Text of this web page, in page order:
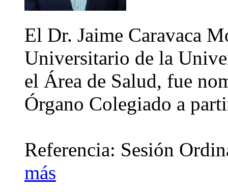
El Dr. Jaime Caravaca
Universitario de la
el Área de Salud, fue
Órgano Colegiado a
Referencia: Sesión
más